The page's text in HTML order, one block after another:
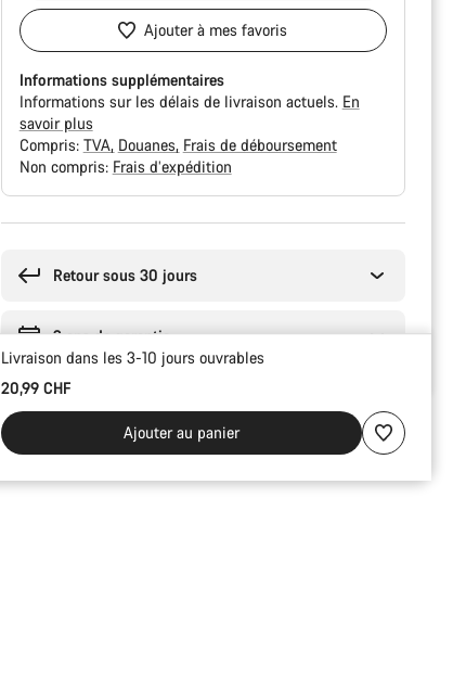
Ajouter à mes favoris
Informations supplémentaires
Informations sur les délais de livraison actuels. En
savoir plus
Compris: TVA Douanes Frais de déboursement
Non compris: Frais d’expédition
Retour sous 30 jours
2 ans de garantie
Livraison dans les 3-10 jours ouvrables
20,99 CHF
Ajouter au panier